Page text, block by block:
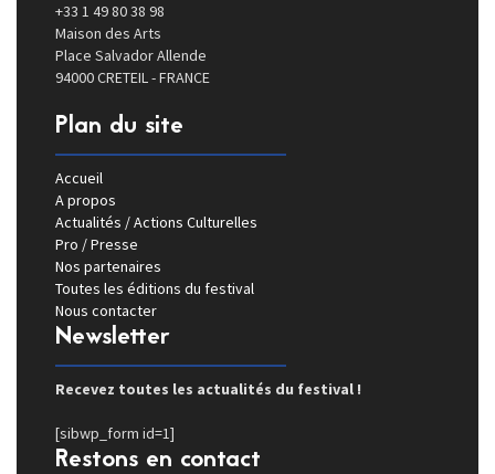
+33 1 49 80 38 98
Maison des Arts
Place Salvador Allende
94000 CRETEIL - FRANCE
Plan du site
Accueil
A propos
Actualités / Actions Culturelles
Pro / Presse
Nos partenaires
Toutes les éditions du festival
Nous contacter
Newsletter
Recevez toutes les actualités du festival !
[sibwp_form id=1]
Restons en contact